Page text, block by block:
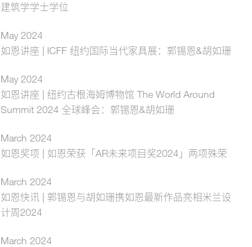
建筑学学士学位
May 2024
如恩讲座 | ICFF 纽约国际当代家具展：郭锡恩&胡如珊
May 2024
如恩讲座 | 纽约古根海姆博物馆 The World Around
Summit 2024 全球峰会：郭锡恩&胡如珊
March 2024
如恩奖项 | 如恩荣获「AR未来项目奖2024」两项殊荣
March 2024
如恩快讯 | 郭锡恩与胡如珊携如恩最新作品亮相米兰设
计周2024
March 2024